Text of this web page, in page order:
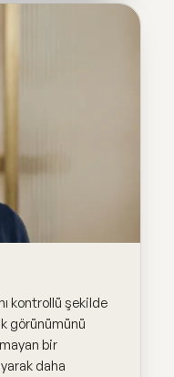
kontrollü şekilde
görünümünü
bir
daha